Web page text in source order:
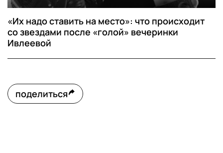
«Их надо ставить на место»: что происходит
со звездами после «голой» вечеринки
Ивлеевой
поделиться